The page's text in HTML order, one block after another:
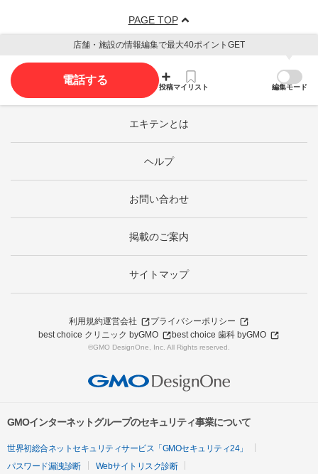
PAGE TOP
店舗・施設の情報編集で最大40ポイントGET
電話する
投稿マイリスト 編集モード
エキテンとは
ヘルプ
お問い合わせ
掲載のご案内
サイトマップ
利用規約運営会社
プライバシーポリシー
best choice クリニック byGMO
best choice 歯科 byGMO
©GMO DesignOne, Inc. All Rights reserved.
GMOインターネットグループのセキュリティ事業について
世界初総合ネットセキュリティサービス「GMOセキュリティ24」
パスワード漏洩診断
Webサイトリスク診断